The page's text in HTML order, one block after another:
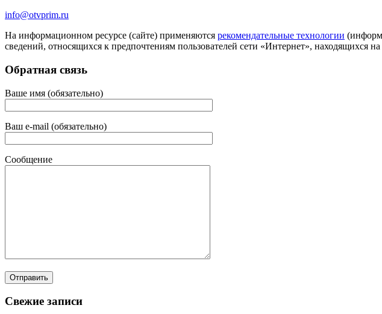
info@otvprim.ru
На информационном ресурсе (сайте) применяются рекомендательные технологии
сведений, относящихся к предпочтениям пользователей сети «Интернет», находящихся
Обратная связь
Ваше имя (обязательно)
Ваш e-mail (обязательно)
Сообщение
Свежие записи